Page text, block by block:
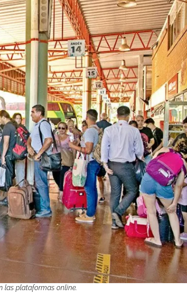
las plataformas online.